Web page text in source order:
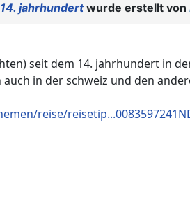
jahrhundertwurde erstellt von
seit dem 14. jahrhundert in
in der schweiz und den
reise/